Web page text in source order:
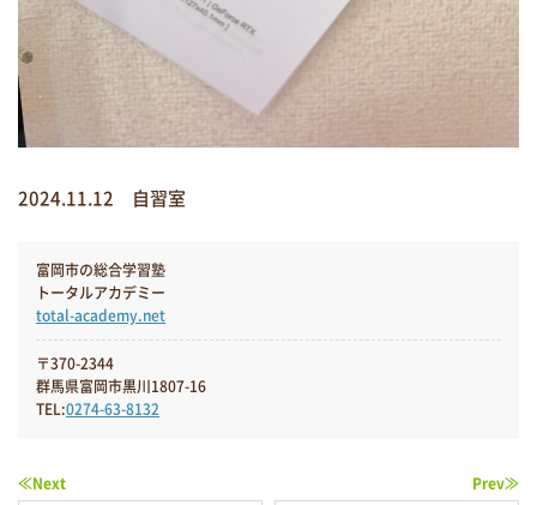
2024.11.12 自習室
富岡市の総合学習塾
トータルアカデミー
total-academy.net
〒370-2344
群馬県富岡市黒川1807-16
TEL:0274-63-8132
≪Next Prev≫